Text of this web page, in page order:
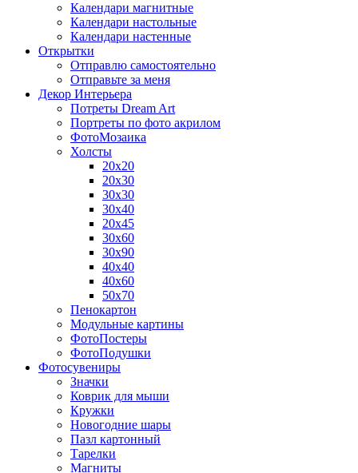
Календари магнитные
Календари настольные
Календари настенные
Открытки
Отправлю самостоятельно
Отправьте за меня
Декор Интерьера
Потреты Dream Art
Портреты по фото акрилом
ФотоМозаика
Холсты
20х20
20х30
30х30
30х40
20х45
30х60
30х90
40х40
40х60
50х70
Пенокартон
Модульные картины
ФотоПостеры
ФотоПодушки
Фотоcувениры
Значки
Коврик для мыши
Кружки
Новогодние шары
Пазл картонный
Тарелки
Магниты